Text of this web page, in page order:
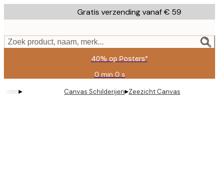
to
content.
Gratis verzending vanaf € 59
Zoek product, naam, merk...
40% op Posters*
0 min 0 s
Geldig
tot:
2026-
▸ Canvas Schilderijen▸Zeezicht Canvas